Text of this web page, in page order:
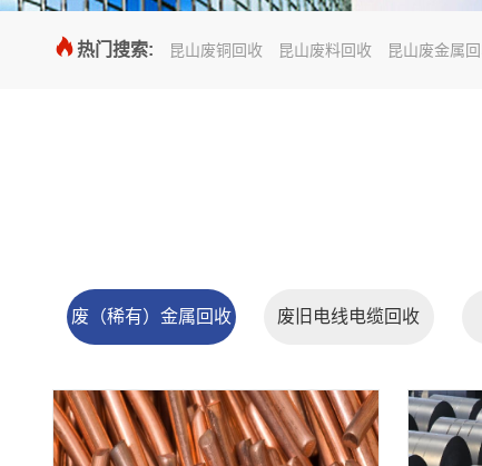
热门搜索: 昆山废铜回收 昆山废料回收 昆山废金属
废（稀有）金属回收 废旧电线电缆回收